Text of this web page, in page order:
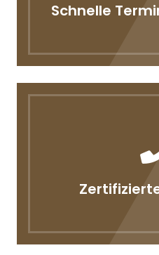
Schnelle